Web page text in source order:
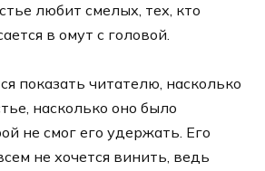
любит смелых, тех, кто
в омут с головой.
показать читателю, насколько
насколько оно было
не смог его удержать. Его
не хочется винить, ведь